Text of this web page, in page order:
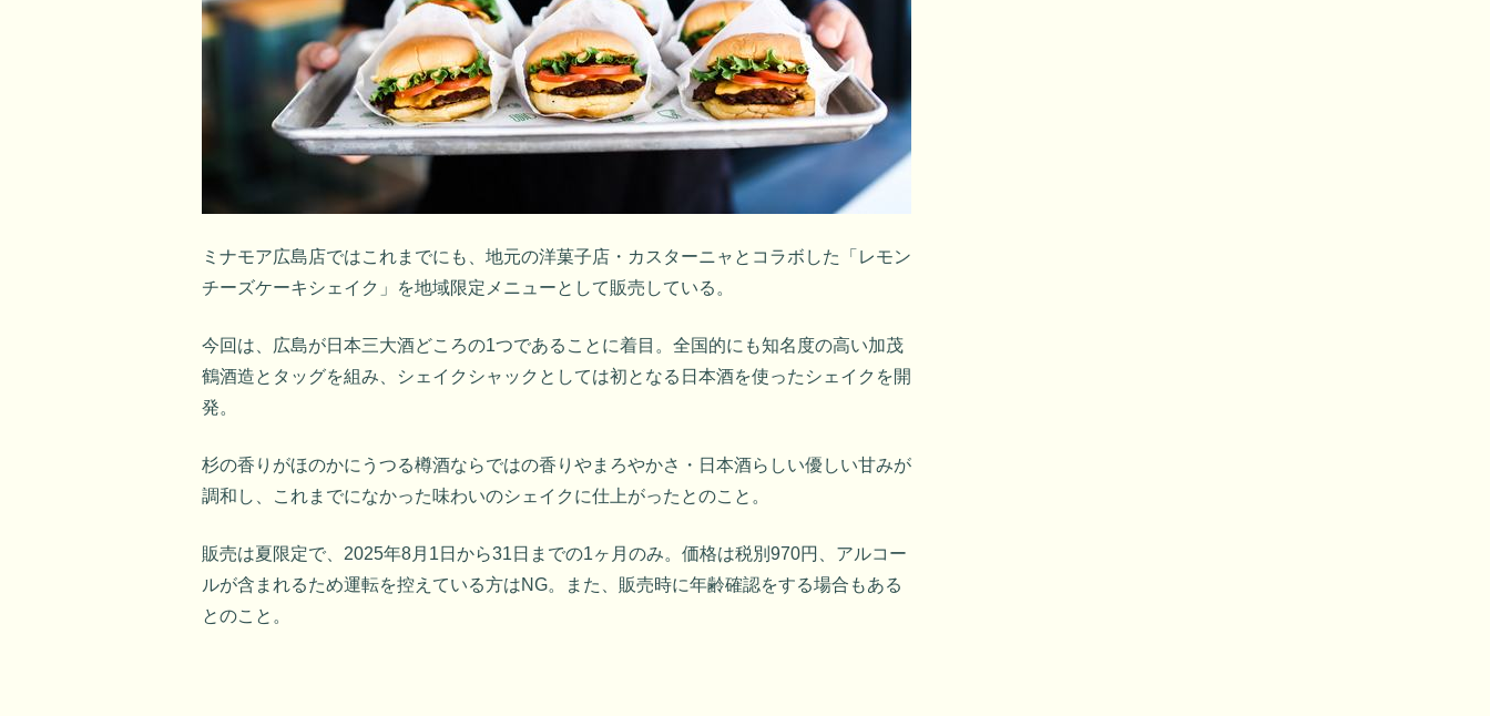
ミナモア広島店ではこれまでにも、地元の洋菓子店・カスターニャとコラボした「レモン
チーズケーキシェイク」を地域限定メニューとして販売している。
今回は、広島が日本三大酒どころの1つであることに着目。全国的にも知名度の高い加茂
鶴酒造とタッグを組み、シェイクシャックとしては初となる日本酒を使ったシェイクを開
発。
杉の香りがほのかにうつる樽酒ならではの香りやまろやかさ・日本酒らしい優しい甘みが
調和し、これまでになかった味わいのシェイクに仕上がったとのこと。
販売は夏限定で、2025年8月1日から31日までの1ヶ月のみ。価格は税別970円、アルコー
ルが含まれるため運転を控えている方はNG。また、販売時に年齢確認をする場合もある
とのこと。